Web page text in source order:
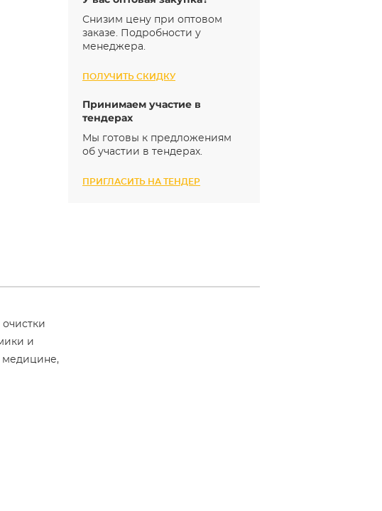
Снизим цену при оптовом
заказе. Подробности у
менеджера.
ПОЛУЧИТЬ СКИДКУ
Принимаем участие в
тендерах
Мы готовы к предложениям
об участии в тендерах.
ПРИГЛАСИТЬ НА ТЕНДЕР
и
медицине,